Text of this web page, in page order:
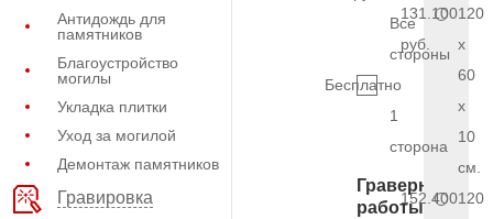
Антидождь для
памятников
Благоустройство
могилы
Укладка плитки
Уход за могилой
Демонтаж памятников
Гравировка
Все
стороны
Бесплатно
1
сторона
Граверные
работы
131.100
руб.
120
x
60
x
10
см.
152.400120